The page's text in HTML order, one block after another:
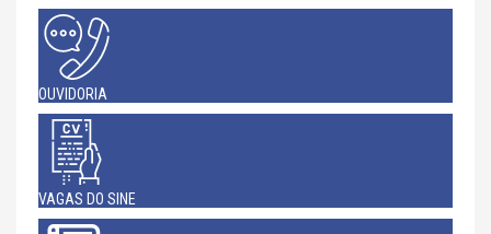
OUVIDORIA
VAGAS DO SINE